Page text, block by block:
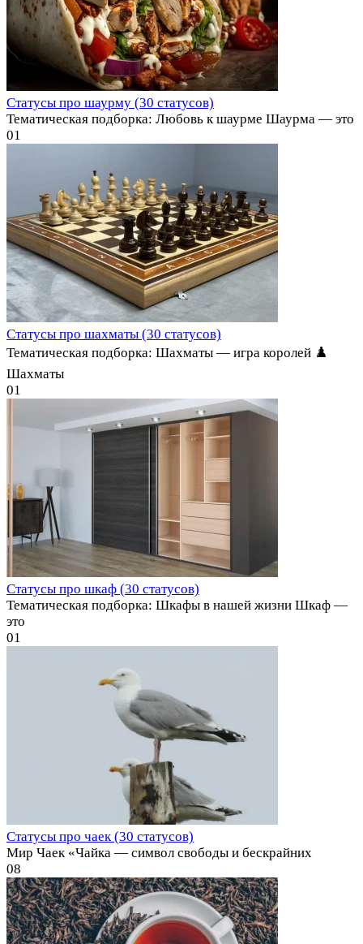
Статусы про шаурму (30 статусов)
Тематическая подборка: Любовь к шаурме Шаурма — это
01
Статусы про шахматы (30 статусов)
Тематическая подборка: Шахматы — игра королей ♟️
Шахматы
01
Статусы про шкаф (30 статусов)
Тематическая подборка: Шкафы в нашей жизни Шкаф —
это
01
Статусы про чаек (30 статусов)
Мир Чаек «Чайка — символ свободы и бескрайних
08